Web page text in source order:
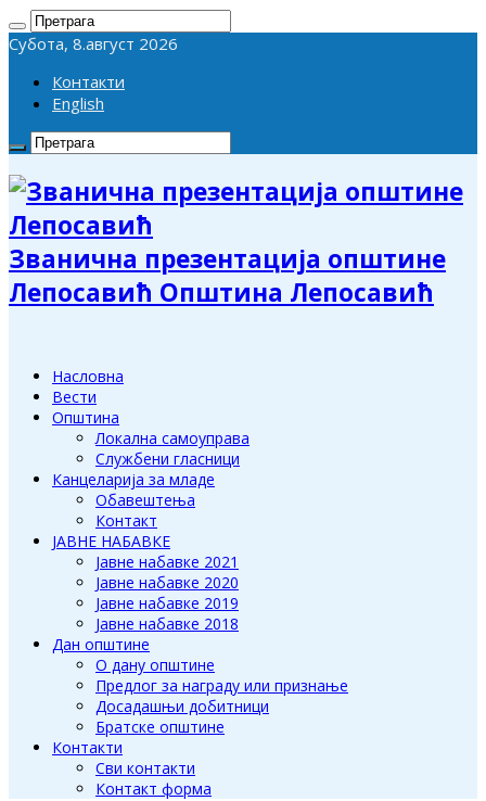
Субота, 8.август 2026
Контакти
English
Званична презентација општине
Лепосавић Општина Лепосавић
Насловна
Вести
Општина
Локална самоуправа
Службени гласници
Канцеларија за младе
Обавештења
Контакт
ЈАВНЕ НАБАВКЕ
Јавне набавке 2021
Јавне набавке 2020
Јавне набавке 2019
Јавне набавке 2018
Дан општине
О дану општине
Предлог за награду или признање
Досадашњи добитници
Братске општине
Контакти
Сви контакти
Контакт форма